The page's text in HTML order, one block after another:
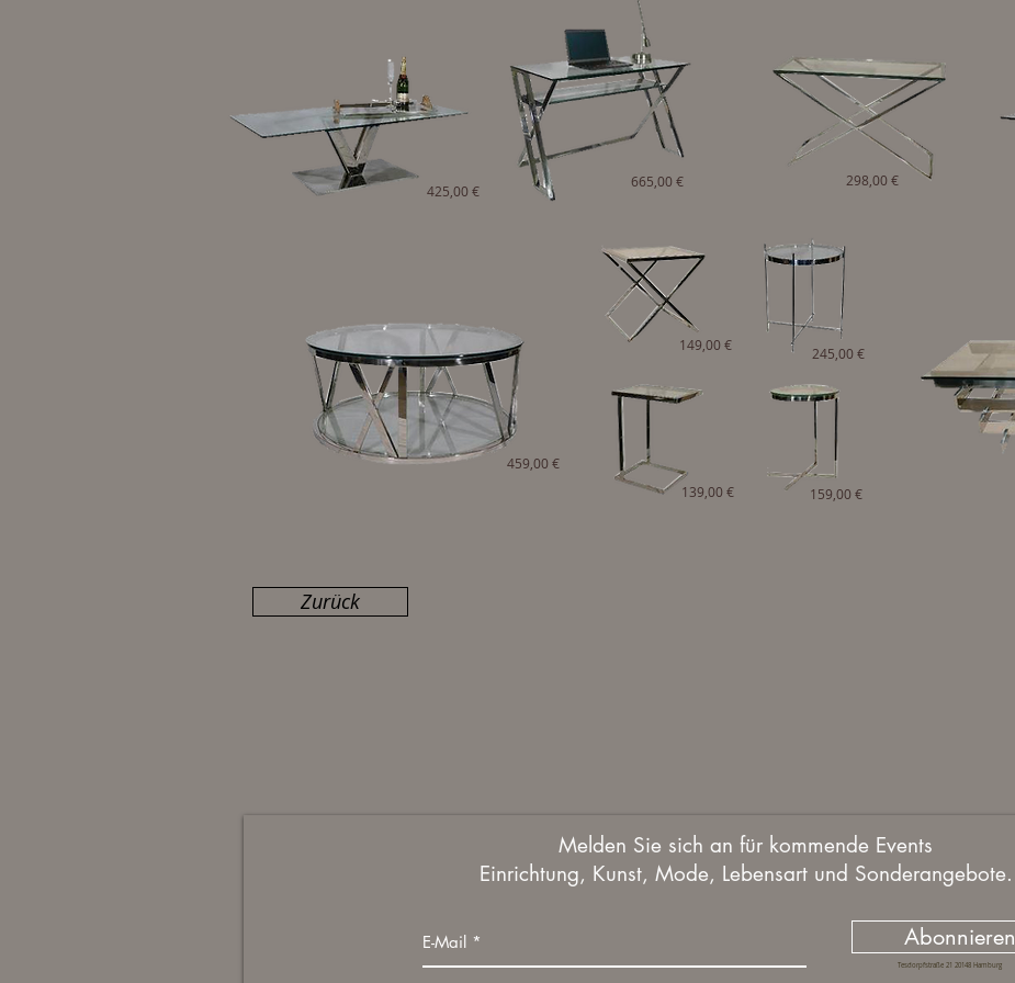
425,00 €
665,00 €
298,00 €
149,00 € 245,00 €
459,00 €
139,00 €
159,00 €
Zurück
Tesdorpfstraße 21 20148 Hamburg
Melden Sie sich an für kommende Events
Einrichtung, Kunst, Mode, Lebensart und Sonderangebote.
Abonnieren